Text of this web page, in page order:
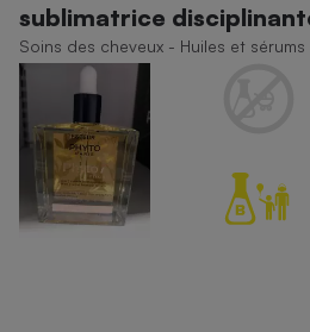
sublimatrice
Soins des cheveux - Huiles et